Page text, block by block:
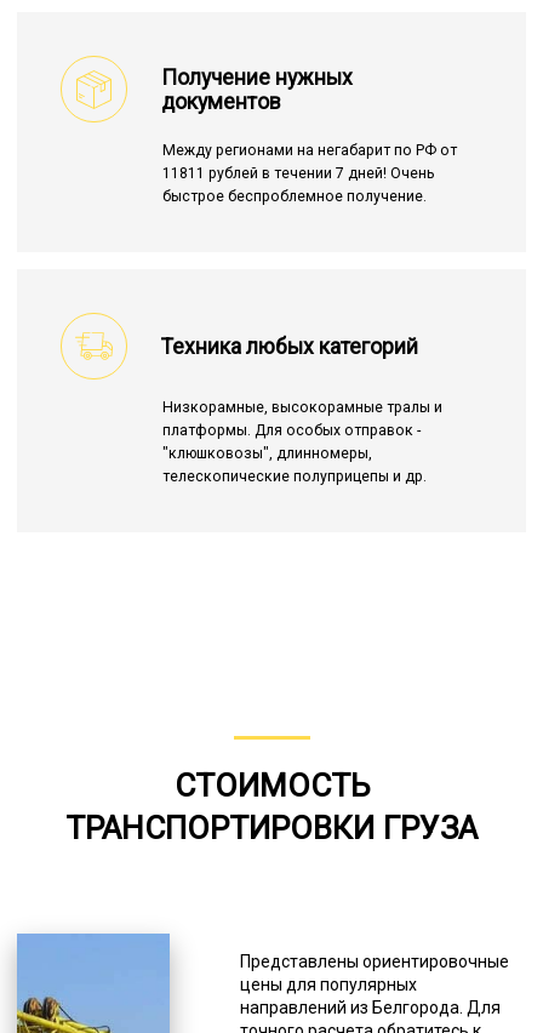
Получение нужных
документов
Между регионами на негабарит по РФ от
11811 рублей в течении 7 дней! Очень
быстрое беспроблемное получение.
Техника любых категорий
Низкорамные, высокорамные тралы и
платформы. Для особых отправок -
"клюшковозы", длинномеры,
телескопические полуприцепы и др.
СТОИМОСТЬ
ТРАНСПОРТИРОВКИ ГРУЗА
Представлены ориентировочные
цены для популярных
направлений из Белгорода. Для